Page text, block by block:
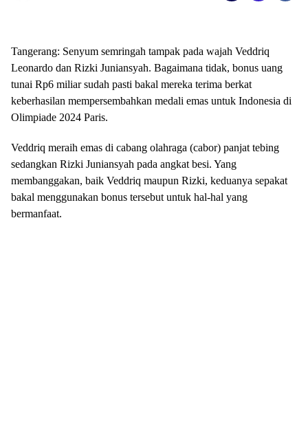
Tangerang: Senyum semringah tampak pada wajah Veddriq
Leonardo dan Rizki Juniansyah. Bagaimana tidak, bonus uang
tunai Rp6 miliar sudah pasti bakal mereka terima berkat
keberhasilan mempersembahkan medali emas untuk Indonesia di
Olimpiade 2024 Paris.
Veddriq meraih emas di cabang olahraga (cabor) panjat tebing
sedangkan Rizki Juniansyah pada angkat besi. Yang
membanggakan, baik Veddriq maupun Rizki, keduanya sepakat
bakal menggunakan bonus tersebut untuk hal-hal yang
bermanfaat.